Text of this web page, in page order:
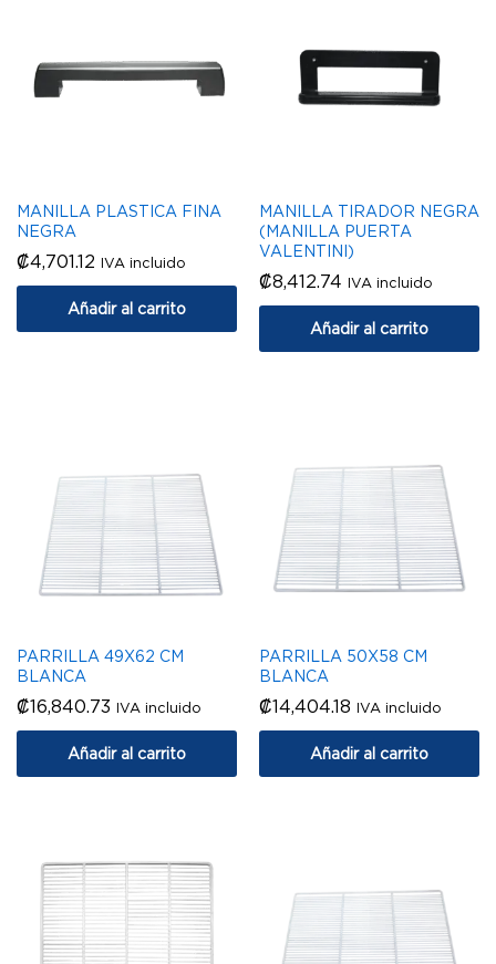
MANILLA PLASTICA FINA
NEGRA
₡4,701.12 IVA incluido
Añadir al carrito
MANILLA TIRADOR NEGRA
(MANILLA PUERTA
VALENTINI)
₡8,412.74 IVA incluido
Añadir al carrito
PARRILLA 49X62 CM
BLANCA
₡16,840.73 IVA incluido
Añadir al carrito
PARRILLA 50X58 CM
BLANCA
₡14,404.18 IVA incluido
Añadir al carrito